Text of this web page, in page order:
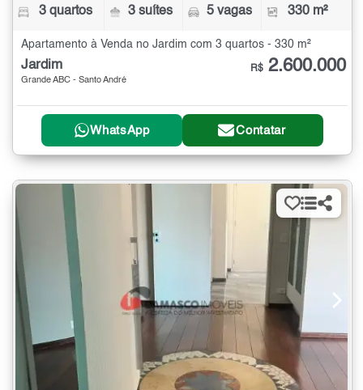
3 quartos 3 suítes 5 vagas 330 m²
Apartamento à Venda no Jardim com 3 quartos - 330 m²
Jardim
Grande ABC - Santo André
R$ 2.600.000
WhatsApp Contatar